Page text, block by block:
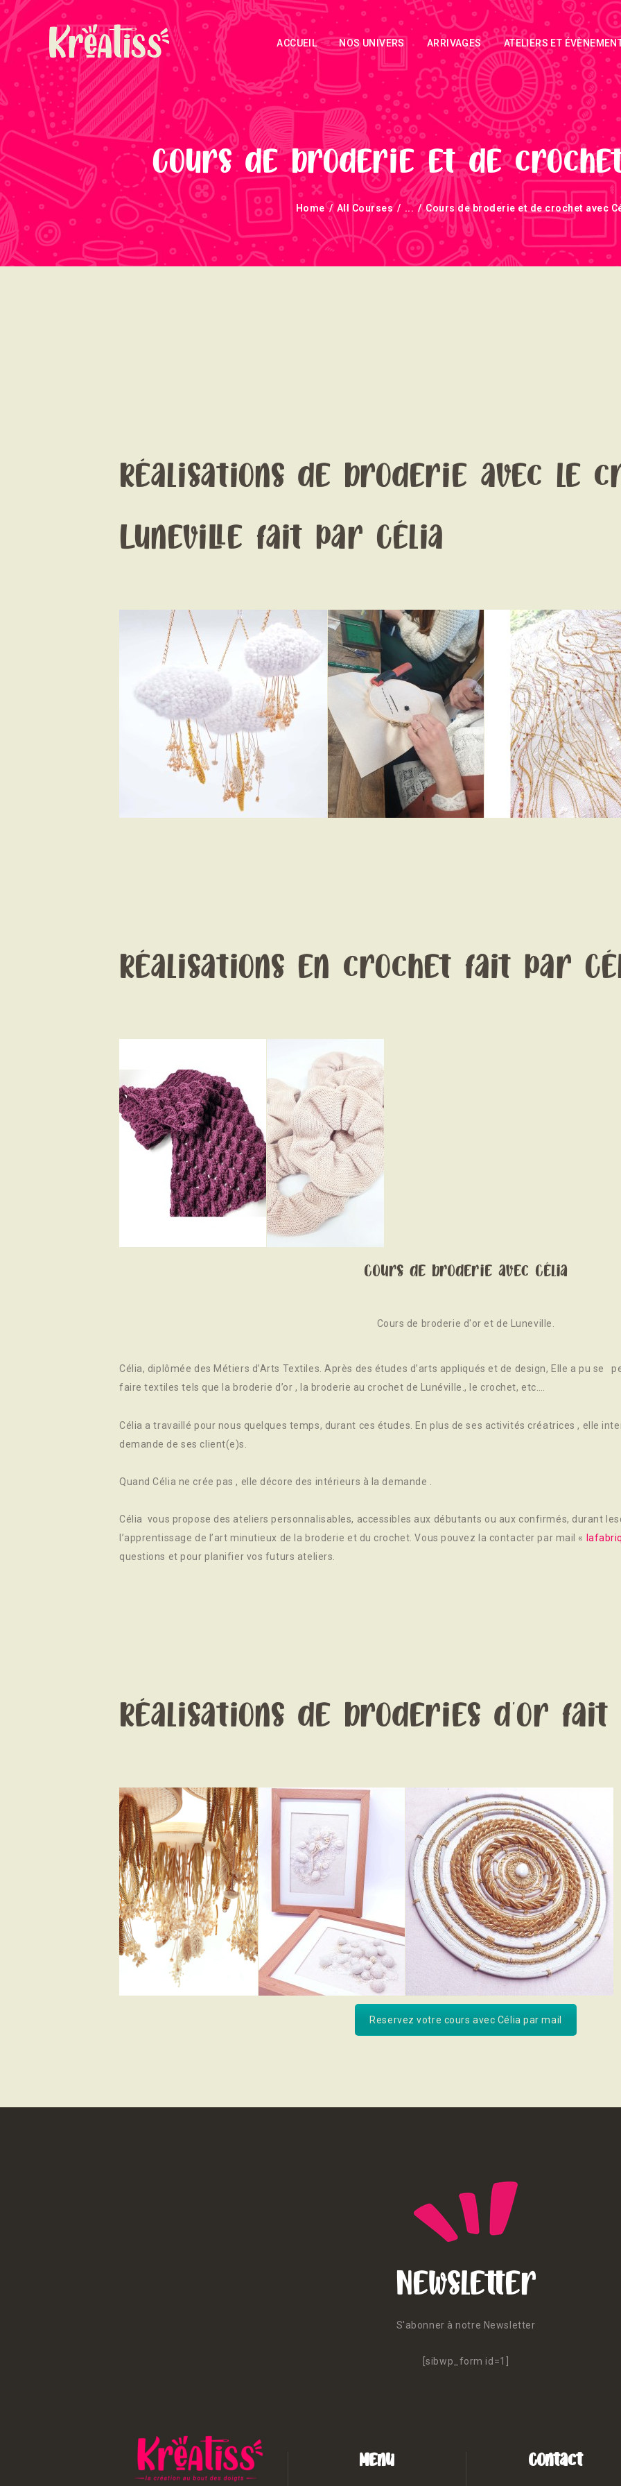
ACCUEIL NOS UNIVERS ARRIVAGES ATELIERS ET
Cours de broderie et de
Home All Courses ... Cours de broderie et de crochet avec
ACCUEIL
NOS UNIVERS
ARRIVAGES
ATELIERS ET
ÉVÈNEMENTS
INFOS
ÉVÈNEMENTS
NEWSLETTERS
Réalisations de broderie avec le
Luneville fait par Célia
Réalisations en crochet fait par
Cours de broderie avec Célia
Cours de broderie d'or et de Luneville.
Célia, diplômée des Métiers d’Arts Textiles. Après des études d’arts appliqués et de design, Elle a pu
faire textiles tels que la broderie d’or , la broderie au crochet de Lunéville., le crochet, etc….
Célia a travaillé pour nous quelques temps, durant ces études. En plus de ses activités créatrices , elle
demande de ses client(e)s.
Quand Célia ne crée pas , elle décore des intérieurs à la demande .
Célia vous propose des ateliers personnalisables, accessibles aux débutants ou aux confirmés, durant
l’apprentissage de l’art minutieux de la broderie et du crochet. Vous pouvez la contacter par mail «
questions et pour planifier vos futurs ateliers.
Réalisations de broderies d'or fait
Reservez votre cours avec Célia par mail
Newsletter
S'abonner à notre Newsletter
[sibwp_form id=1]
Menu Contact